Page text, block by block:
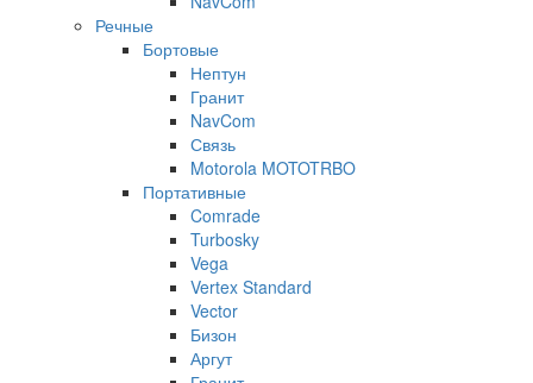
Речные
Бортовые
Нептун
Гранит
NavCom
Связь
Motorola MOTOTRBO
Портативные
Comrade
Turbosky
Vega
Vertex Standard
Vector
Бизон
Аргут